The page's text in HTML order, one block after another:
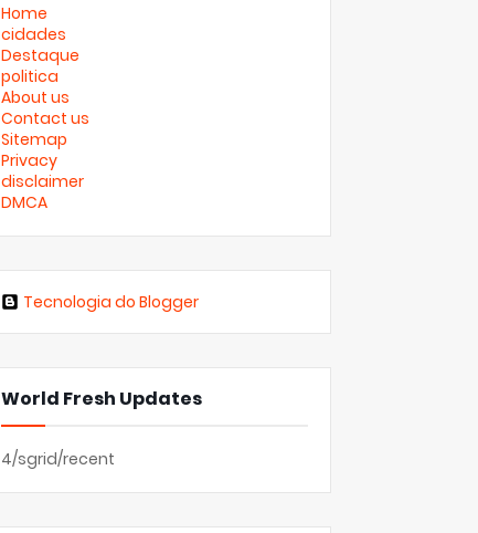
Home
cidades
Destaque
politica
About us
Contact us
Sitemap
Privacy
disclaimer
DMCA
Tecnologia do Blogger
World Fresh Updates
4/sgrid/recent